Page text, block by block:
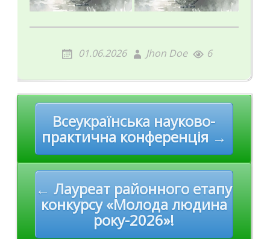
01.06.2026 Jhon Doe 6
Post
navigationВсеукраїнська науково-
практична конференція →
← Лауреат районного етапу
конкурсу «Молода людина
року-2026»!